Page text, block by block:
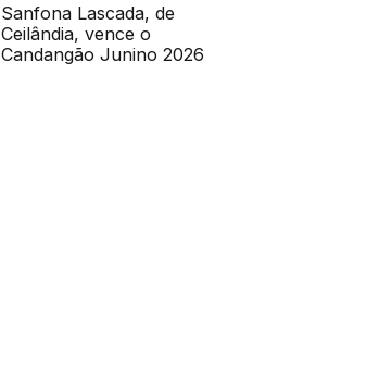
Sanfona Lascada, de
Ceilândia, vence o
Candangão Junino 2026